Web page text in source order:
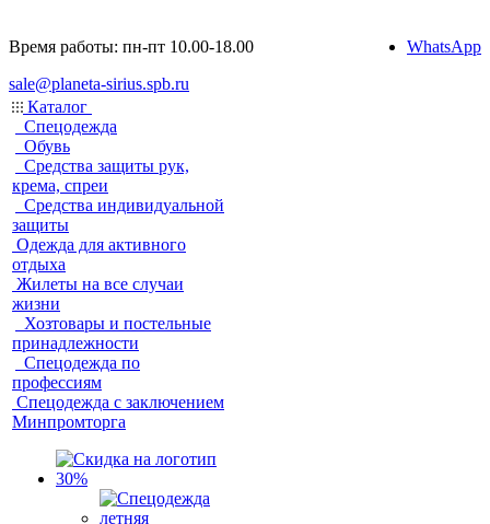
Время работы: пн-пт 10.00-18.00
sale@planeta-sirius.spb.ru
WhatsApp
Каталог
Спецодежда
Обувь
Средства защиты рук,
крема, спреи
Средства индивидуальной
защиты
Одежда для активного
отдыха
Жилеты на все случаи
жизни
Хозтовары и постельные
принадлежности
Спецодежда по
профессиям
Спецодежда с заключением
Минпромторга